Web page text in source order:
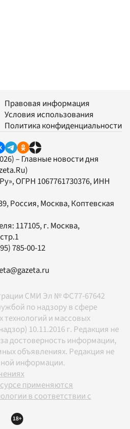
Правовая информация
Условия использования
Политика конфиденциальности
– Главные новости дня
, ОГРН 1067761730376, ИНН
Россия, Москва, Коптевская
117105, г. Москва,
785-00-12
СМИ Эл № ФС77-67642
по надзору в сфере
и массовых
10.11.2016 г. Редакция не
достоверность информации,
объявлениях. Редакция не
информации.
применяются
в соответствии с
18+